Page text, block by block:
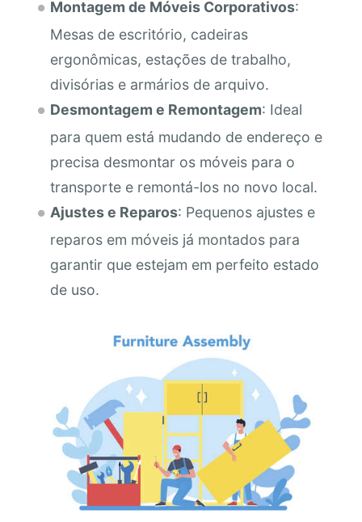
Montagem de Móveis Corporativos:
Mesas de escritório, cadeiras
ergonômicas, estações de trabalho,
divisórias e armários de arquivo.
Desmontagem e Remontagem: Ideal
para quem está mudando de endereço e
precisa desmontar os móveis para o
transporte e remontá-los no novo local.
Ajustes e Reparos: Pequenos ajustes e
reparos em móveis já montados para
garantir que estejam em perfeito estado
de uso.